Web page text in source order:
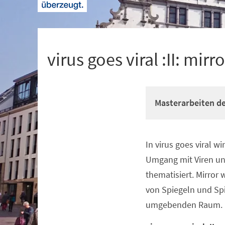
virus goes viral :II:
Masterarbeiten
In virus goes viral
Umgang mit Viren
thematisiert. Mirror
von Spiegeln und
umgebenden Raum.